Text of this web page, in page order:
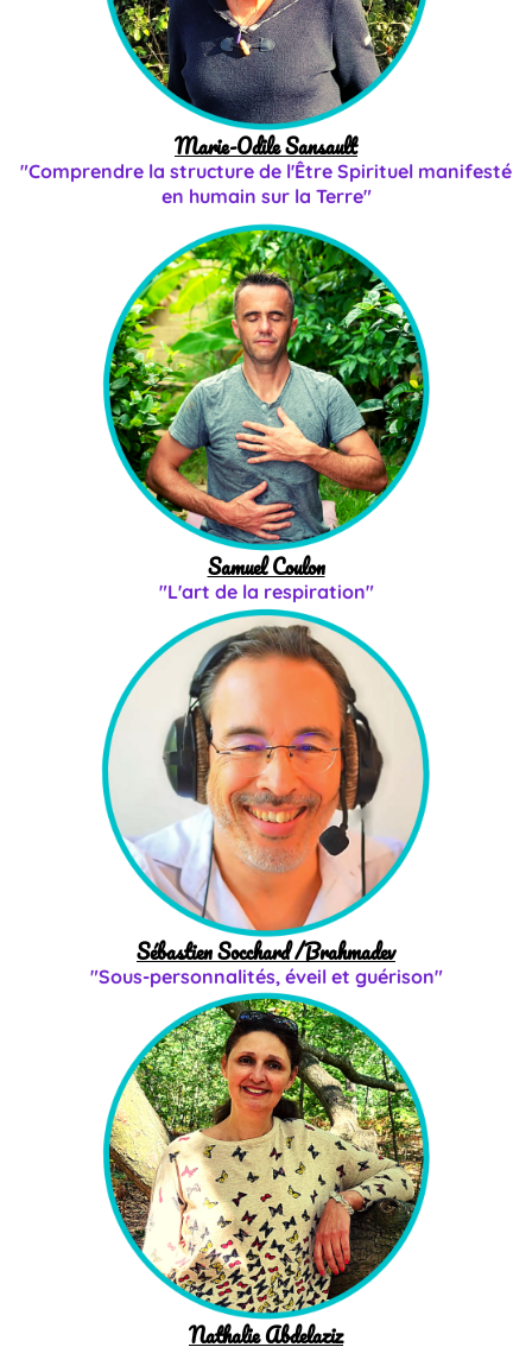
Marie-Odile Sansault
"Comprendre la structure de l'Être Spirituel manifesté
en humain sur la Terre"
Samuel Coulon
"L'art de la respiration"
Sébastien Socchard /Brahmadev
"Sous-personnalités, éveil et guérison"
Nathalie Abdelaziz